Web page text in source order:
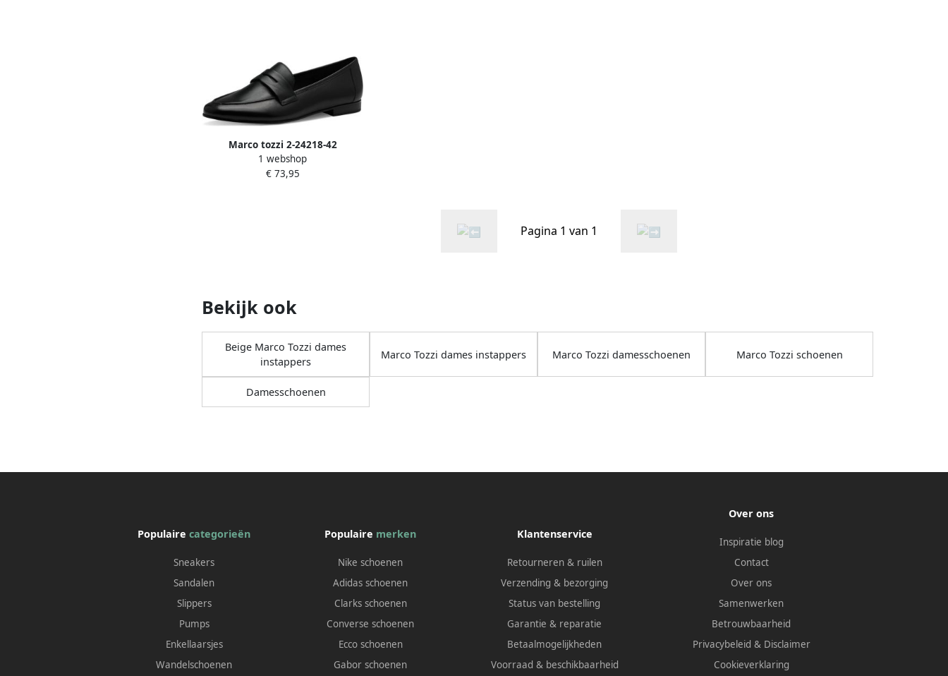
Marco tozzi 2-24218-42
Instappers
1 webshop
€ 73,95
Pagina 1 van 1
Bekijk ook
Beige Marco Tozzi dames
instappers
Marco Tozzi dames instappers Marco Tozzi damesschoenen Marco Tozzi schoenen
Damesschoenen
Populairecategorieën
Sneakers
Sandalen
Slippers
Pumps
Enkellaarsjes
Wandelschoenen
Populaire merken
Nike schoenen
Adidas schoenen
Clarks schoenen
Converse schoenen
Ecco schoenen
Gabor schoenen
Klantenservice
Retourneren & ruilen
Verzending & bezorging
Status van bestelling
Garantie & reparatie
Betaalmogelijkheden
Voorraad & beschikbaarheid
Over ons
Inspiratie blog
Contact
Over ons
Samenwerken
Betrouwbaarheid
Privacybeleid & Disclaimer
Cookieverklaring